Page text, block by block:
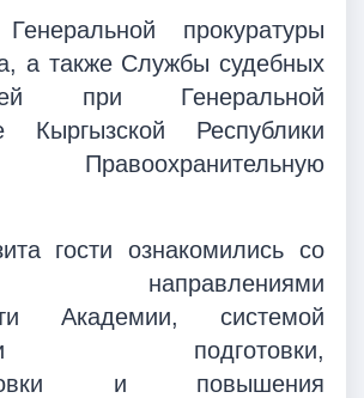
прокуратуры
а также Службы судебных
при Генеральной
Кыргызской Республики
Правоохранительную
гости ознакомились со
направлениями
Академии, системой
подготовки,
и повышения